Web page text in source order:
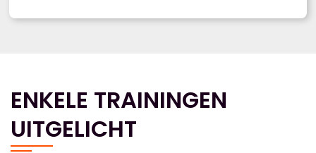
ENKELE TRAININGEN
UITGELICHT